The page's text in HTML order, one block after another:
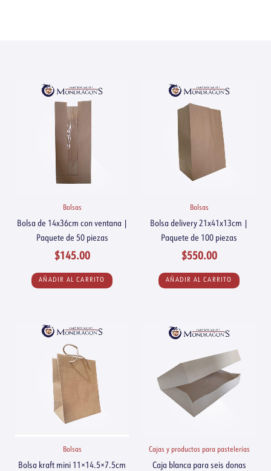
Bolsas
Bolsa de 14x36cm con ventana |
Paquete de 50 piezas
$145.00
AÑADIR AL CARRITO
Bolsas
Bolsa delivery 21x41x13cm |
Paquete de 100 piezas
$550.00
AÑADIR AL CARRITO
Bolsas
Bolsa kraft mini 11×14.5×7.5cm
Cajas y productos para pastelerías
Caja blanca para seis donas